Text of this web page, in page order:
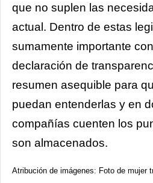
que no suplen las
actual. Dentro de estas
sumamente importante
declaración de
resumen asequible para
puedan entenderlas y en
compañías cuenten los
son almacenados.
Atribución de imágenes: Foto de mujer